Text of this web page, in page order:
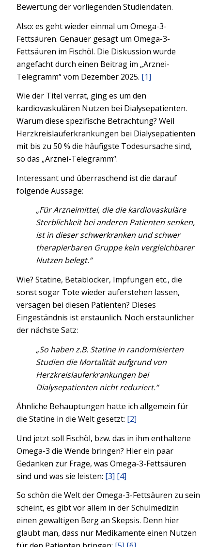
Bewertung der vorliegenden Studiendaten.
Also: es geht wieder einmal um Omega-3-
Fettsäuren. Genauer gesagt um Omega-3-
Fettsäuren im Fischöl. Die Diskussion wurde
angefacht durch einen Beitrag im „Arznei-
Telegramm“ vom Dezember 2025. [1]
Wie der Titel verrät, ging es um den
kardiovaskulären Nutzen bei Dialysepatienten.
Warum diese spezifische Betrachtung? Weil
Herzkreislauferkrankungen bei Dialysepatienten
mit bis zu 50 % die häufigste Todesursache sind,
so das „Arznei-Telegramm“.
Interessant und überraschend ist die darauf
folgende Aussage:
„Für Arzneimittel, die die kardiovaskuläre
Sterblichkeit bei anderen Patienten senken,
ist in dieser schwerkranken und schwer
therapierbaren Gruppe kein vergleichbarer
Nutzen belegt.“
Wie? Statine, Betablocker, Impfungen etc., die
sonst sogar Tote wieder auferstehen lassen,
versagen bei diesen Patienten? Dieses
Eingeständnis ist erstaunlich. Noch erstaunlicher
der nächste Satz:
„So haben z.B. Statine in randomisierten
Studien die Mortalität aufgrund von
Herzkreislauferkrankungen bei
Dialysepatienten nicht reduziert.“
Ähnliche Behauptungen hatte ich allgemein für
die Statine in die Welt gesetzt: [2]
Und jetzt soll Fischöl, bzw. das in ihm enthaltene
Omega-3 die Wende bringen? Hier ein paar
Gedanken zur Frage, was Omega-3-Fettsäuren
sind und was sie leisten: [3] [4]
So schön die Welt der Omega-3-Fettsäuren zu sein
scheint, es gibt vor allem in der Schulmedizin
einen gewaltigen Berg an Skepsis. Denn hier
glaubt man, dass nur Medikamente einen Nutzen